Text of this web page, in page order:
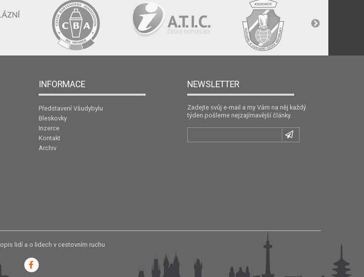
INFORMACE
Představení Všudybylu
Bleskovky
Inzerce
Kontakt
Archiv
NEWSLETTER
Zadejte svůj e-mail a my Vám na něj každý
týden pošleme nejzajímavější články.
lidí a o lidech v cestovním ruchu